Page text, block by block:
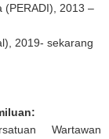
(PERADI), 2013 –
2019- sekarang
Wartawan